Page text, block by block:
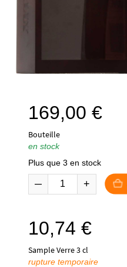
169,00 €
Bouteille
en stock
Plus que 3 en stock
10,74 €
Sample Verre 3 cl
rupture temporaire